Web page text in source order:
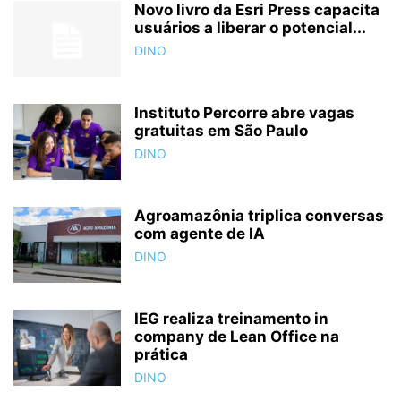
Novo livro da Esri Press capacita
usuários a liberar o potencial...
DINO
Instituto Percorre abre vagas
gratuitas em São Paulo
DINO
Agroamazônia triplica conversas
com agente de IA
DINO
IEG realiza treinamento in
company de Lean Office na
prática
DINO